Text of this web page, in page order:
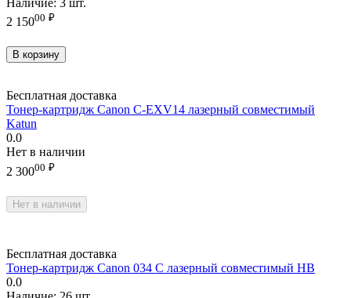
2 15000 ₽
В корзину
Бесплатная доставка
Тонер-картридж Canon C-EXV14 лазерный совместимый
Katun
0.0
Нет в наличии
2 30000 ₽
Нет в наличии
Бесплатная доставка
Тонер-картридж Canon 034 C лазерный совместимый HB
0.0